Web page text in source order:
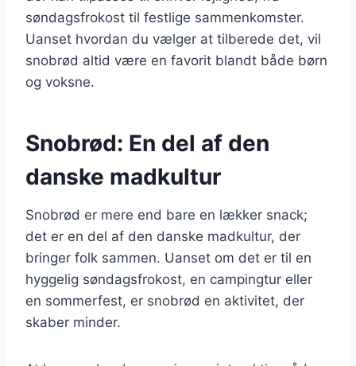
søndagsfrokost til festlige sammenkomster.
Uanset hvordan du vælger at tilberede det, vil
snobrød altid være en favorit blandt både børn
og voksne.
Snobrød: En del af den
danske madkultur
Snobrød er mere end bare en lækker snack;
det er en del af den danske madkultur, der
bringer folk sammen. Uanset om det er til en
hyggelig søndagsfrokost, en campingtur eller
en sommerfest, er snobrød en aktivitet, der
skaber minder.